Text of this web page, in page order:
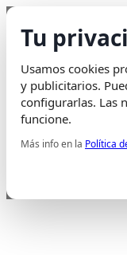
Tu
Usamos cookies
y publicitarios.
configurarlas. Las
funcione.
Más info en la Política
Saltar al contenido
Envio Gratisen
Whatsapp Envelope